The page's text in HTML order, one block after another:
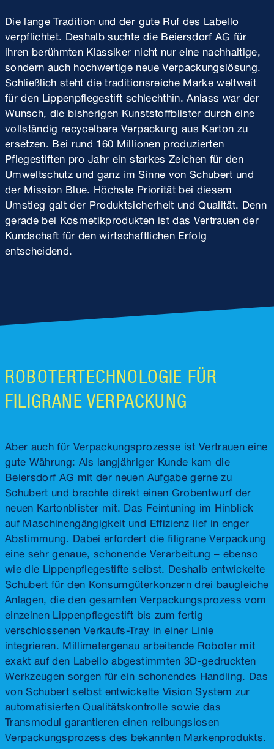
Die lange Tradition und der gute Ruf des Labello
verpflichtet. Deshalb suchte die Beiersdorf AG für
ihren berühmten Klassiker nicht nur eine nachhaltige,
sondern auch hochwertige neue Verpackungslösung.
Schließlich steht die traditionsreiche Marke weltweit
für den Lippenpflegestift schlechthin. Anlass war der
Wunsch, die bisherigen Kunststoffblister durch eine
vollständig recycelbare Verpackung aus Karton zu
ersetzen. Bei rund 160 Millionen produzierten
Pflegestiften pro Jahr ein starkes Zeichen für den
Umweltschutz und ganz im Sinne von Schubert und
der Mission Blue. Höchste Priorität bei diesem
Umstieg galt der Produktsicherheit und Qualität. Denn
gerade bei Kosmetikprodukten ist das Vertrauen der
Kundschaft für den wirtschaftlichen Erfolg
entscheidend.
ROBOTERTECHNOLOGIE FÜR
FILIGRANE VERPACKUNG
Aber auch für Verpackungsprozesse ist Vertrauen eine
gute Währung: Als langjähriger Kunde kam die
Beiersdorf AG mit der neuen Aufgabe gerne zu
Schubert und brachte direkt einen Grobentwurf der
neuen Kartonblister mit. Das Feintuning im Hinblick
auf Maschinengängigkeit und Effizienz lief in enger
Abstimmung. Dabei erfordert die filigrane Verpackung
eine sehr genaue, schonende Verarbeitung – ebenso
wie die Lippenpflegestifte selbst. Deshalb entwickelte
Schubert für den Konsumgüterkonzern drei baugleiche
Anlagen, die den gesamten Verpackungsprozess vom
einzelnen Lippenpflegestift bis zum fertig
verschlossenen Verkaufs-Tray in einer Linie
integrieren. Millimetergenau arbeitende Roboter mit
exakt auf den Labello abgestimmten 3D-gedruckten
Werkzeugen sorgen für ein schonendes Handling. Das
von Schubert selbst entwickelte Vision System zur
automatisierten Qualitätskontrolle sowie das
Transmodul garantieren einen reibungslosen
Verpackungsprozess des bekannten Markenprodukts.